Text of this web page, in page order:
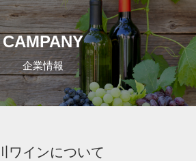
CAMPANY
企業情報
ワインについて